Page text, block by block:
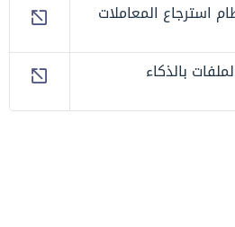
استرجاع المعاملات
بالذكاء